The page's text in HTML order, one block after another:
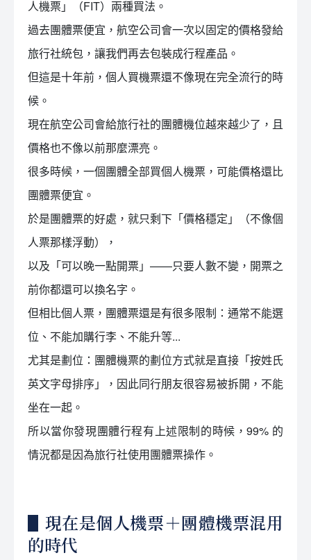
人機票」（FIT）兩種買法。
過去團體票便宜，航空公司會一次以固定的價格發給
旅行社統包，讓我們再去包裝成行程產品。
但這是十年前，個人買機票還不像現在完全流行的時
候。
現在航空公司會給旅行社的團體機位越來越少了，且
價格也不像以前那麼漂亮。
很多時候，一個團體全部買個人機票，可能價格還比
團體票便宜。
於是團體票的好處，就只剩下「價格穩定」（不像個
人票那樣浮動），
以及「可以晚一點開票」——只要人數不變，開票之
前你都還可以換名字。
但相比個人票，團體票還是有很多限制：通常不能選
位、不能加購行李、不能升等...
尤其是劃位：團體機票的劃位方式就是直接「按姓氏
英文字母排序」，因此同行朋友很容易被拆開，不能
坐在一起。
所以當你發現團體行程有上述限制的時候，99% 的
情況都是因為旅行社使用團體票操作。
▋現在是個人機票＋團體機票混用
的時代